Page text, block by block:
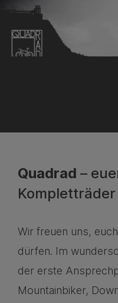
Quadrad –
Wir freuen uns,
dürfen. Im
der erste
Mountainbiker,